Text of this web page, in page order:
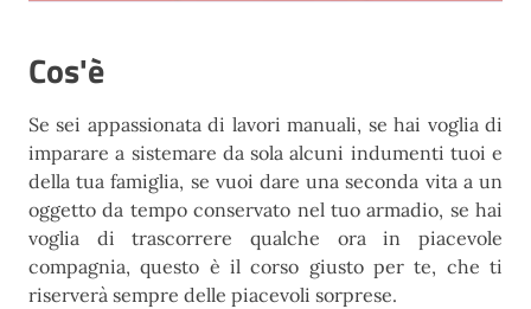
Cos'è
Se sei appassionata di lavori manuali, se hai voglia di
imparare a sistemare da sola alcuni indumenti tuoi e
della tua famiglia, se vuoi dare una seconda vita a un
oggetto da tempo conservato nel tuo armadio, se hai
voglia di trascorrere qualche ora in piacevole
compagnia, questo è il corso giusto per te, che ti
riserverà sempre delle piacevoli sorprese.